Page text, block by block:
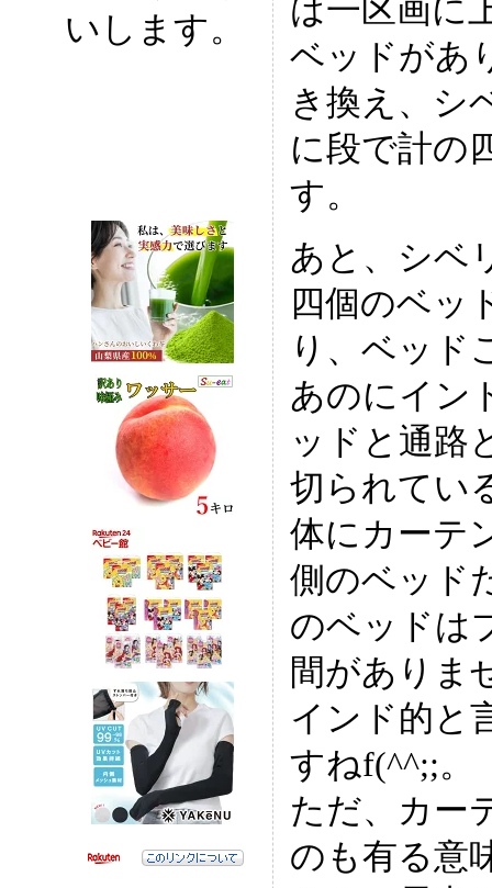
いします。
は一区画に
ベッドがあ
き換え、シ
に段で計の
す。
あと、シベ
四個のベッ
り、ベッド
あのにイン
ッドと通路
切られてい
体にカーテ
側のベッド
のベッドは
間がありま
インド的と
すねf(^^;;。
ただ、カー
のも有る意